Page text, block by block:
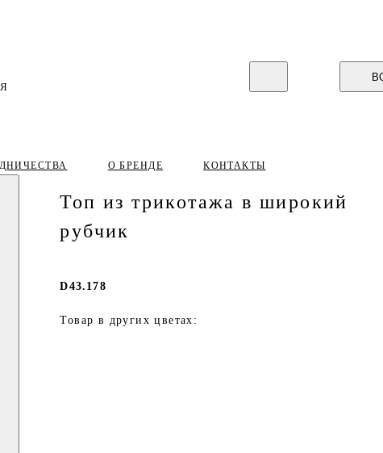
О БРЕНДЕ КОНТАКТЫ
Топ из трикотажа в широкий
рубчик
D43.178
Товар в других цветах: